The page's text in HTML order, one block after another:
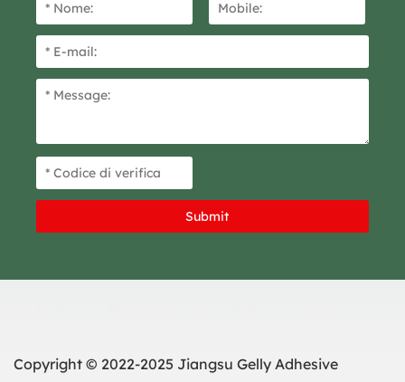
Copyright © 2022-2025 Jiangsu Gelly Adhesive